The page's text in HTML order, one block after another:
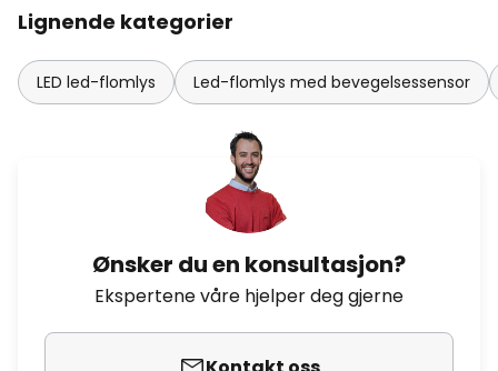
Lignende kategorier
LED led-flomlys Led-flomlys med bevegelsessensor
Ønsker du en konsultasjon?
Ekspertene våre hjelper deg gjerne